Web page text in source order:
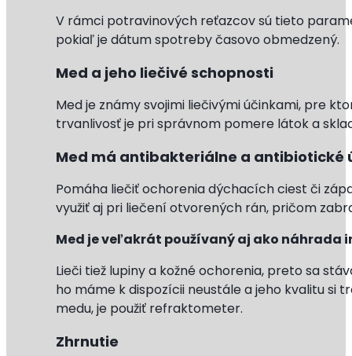
V rámci potravinových reťazcov sú tieto
pokiaľ je dátum spotreby časovo obmedzený.
Med a jeho liečivé schopnosti
Med je známy svojimi liečivými účinkami, pre
trvanlivosť je pri správnom pomere látok a
Med má antibakteriálne a antibiotické
Pomáha liečiť ochorenia dýchacích ciest či
využiť aj pri liečení otvorených rán, pričom
Med je veľakrát používaný aj ako náhrada
Lieči tiež lupiny a kožné ochorenia, preto sa
ho máme k dispozícii neustále a jeho kvalitu
medu, je použiť refraktometer.
Zhrnutie